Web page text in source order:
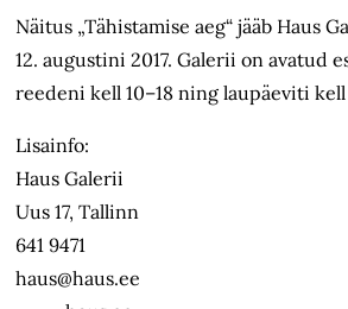
Näitus „Tähistamise aeg“ jääb Haus
12. augustini 2017. Galerii on avatud
reedeni kell 10–18 ning laupäeviti kell
Lisainfo:
Haus Galerii
Uus 17, Tallinn
641 9471
haus@haus.ee